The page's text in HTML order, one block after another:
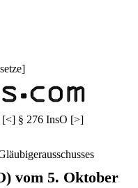
]
[<] § 276 InsO [>]
vom 5. Oktober